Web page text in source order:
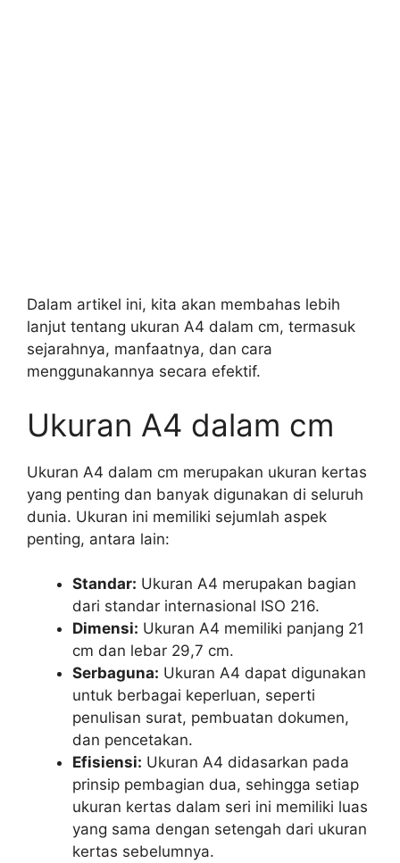
Dalam artikel ini, kita akan membahas lebih
lanjut tentang ukuran A4 dalam cm, termasuk
sejarahnya, manfaatnya, dan cara
menggunakannya secara efektif.
Ukuran A4 dalam cm
Ukuran A4 dalam cm merupakan ukuran kertas
yang penting dan banyak digunakan di seluruh
dunia. Ukuran ini memiliki sejumlah aspek
penting, antara lain:
Standar: Ukuran A4 merupakan bagian
dari standar internasional ISO 216.
Dimensi: Ukuran A4 memiliki panjang 21
cm dan lebar 29,7 cm.
Serbaguna: Ukuran A4 dapat digunakan
untuk berbagai keperluan, seperti
penulisan surat, pembuatan dokumen,
dan pencetakan.
Efisiensi: Ukuran A4 didasarkan pada
prinsip pembagian dua, sehingga setiap
ukuran kertas dalam seri ini memiliki luas
yang sama dengan setengah dari ukuran
kertas sebelumnya.